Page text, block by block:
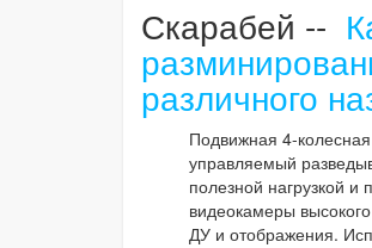
Скарабей --
различного
Подвижная 4-
управляемый
полезной нагрузкой
видеокамеры
ДУ и отображения.